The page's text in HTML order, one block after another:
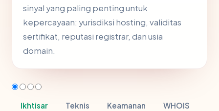
sinyal yang paling penting untuk
kepercayaan: yurisdiksi hosting, validitas
sertifikat, reputasi registrar, dan usia
domain.
Ikhtisar Teknis Keamanan WHOIS